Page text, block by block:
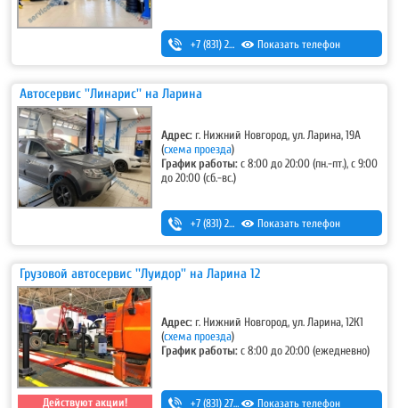
+7 (831) 262-12-18 ,+7-987-081-26-25
Показать телефон
Автосервис ''Линарис'' на Ларина
Адрес: г. Нижний Новгород, ул. Ларина, 19А
(схема проезда)
График работы:с 8:00 до 20:00 (пн.-пт.), с 9:00
до 20:00 (сб.-вс.)
+7 (831) 262-12-62 Показать телефон
Грузовой автосервис ''Луидор'' на Ларина 12
Действуют акции!
Адрес: г. Нижний Новгород, ул. Ларина, 12К1
(схема проезда)
График работы:с 8:00 до 20:00 (ежедневно)
+7 (831) 275-83-12 Показать телефон